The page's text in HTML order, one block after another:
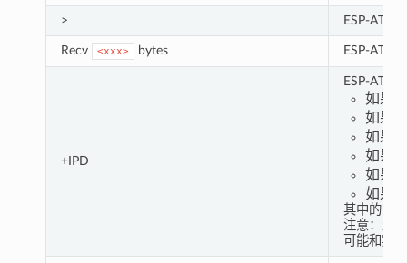
> ESP-AT
Recv <xxx> bytes ESP-AT
+IPD
ESP-AT
如果
如果
如果
如果
如果
如果
其中的
注意：当
可能和实